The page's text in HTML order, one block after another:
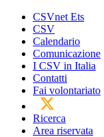
CSVnet Ets
CSV
Calendario
Comunicazione
I CSV in Italia
Contatti
Fai volontariato
Ricerca
Area riservata